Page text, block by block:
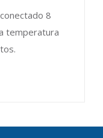
8
temperatura